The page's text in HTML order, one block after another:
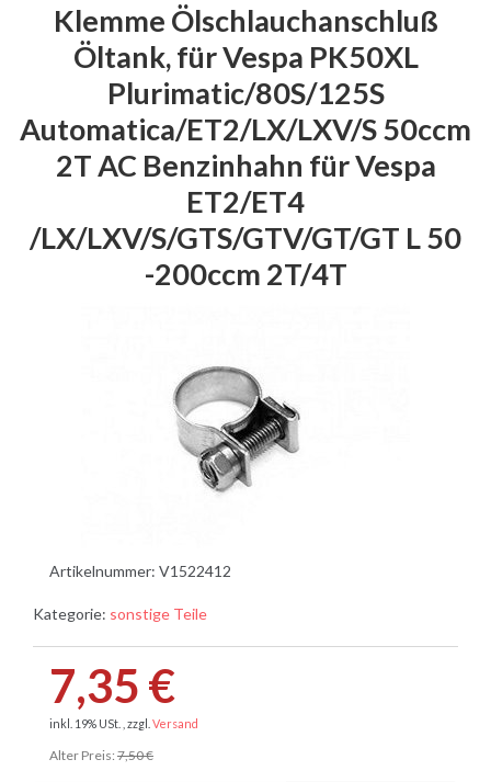
Klemme Ölschlauchanschluß
Öltank, für Vespa PK50XL
Plurimatic/80S/125S
Automatica/ET2/LX/LXV/S 50ccm
2T AC Benzinhahn für Vespa
ET2/ET4
/LX/LXV/S/GTS/GTV/GT/GT L 50
-200ccm 2T/4T
Artikelnummer: V1522412
Kategorie: sonstige Teile
7,35 €
inkl. 19% USt. , zzgl. Versand
Alter Preis: 7,50 €